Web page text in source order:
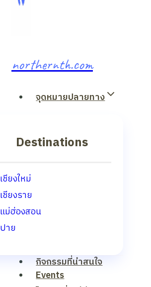
northernth.com
จุดหมายปลายทาง
Destinations
เชียงใหม่
เชียงราย
แม่ฮ่องสอน
ปาย
กิจกรรมที่น่าสนใจ
Events